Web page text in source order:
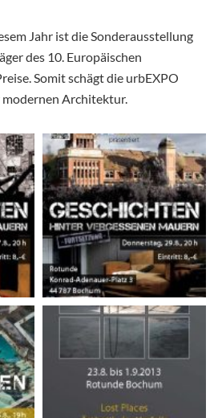
Jahr ist die Sonderausstellung
des 10. Europäischen
Somit schägt die urbEXPO
modernen Architektur.